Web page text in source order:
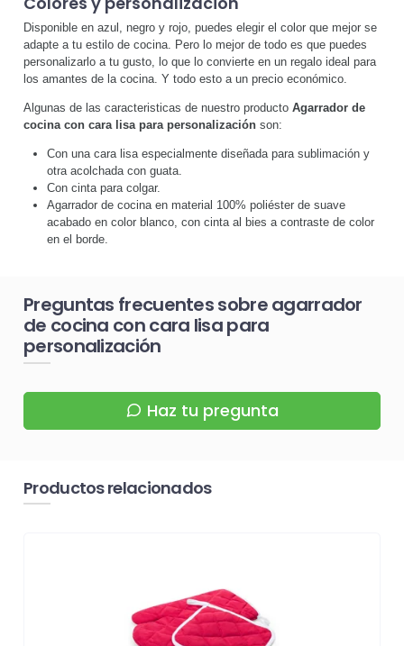
Disponible en azul, negro y rojo, puedes elegir el color que mejor se
adapte a tu estilo de cocina. Pero lo mejor de todo es que puedes
personalizarlo a tu gusto, lo que lo convierte en un regalo ideal para
los amantes de la cocina. Y todo esto a un precio económico.
Algunas de las caracteristicas de nuestro producto Agarrador de
cocina con cara lisa para personalización son:
Con una cara lisa especialmente diseñada para sublimación y
otra acolchada con guata.
Con cinta para colgar.
Agarrador de cocina en material 100% poliéster de suave
acabado en color blanco, con cinta al bies a contraste de color
en el borde.
Preguntas frecuentes sobre agarrador
de cocina con cara lisa para
personalización
Haz tu pregunta
Productos relacionados